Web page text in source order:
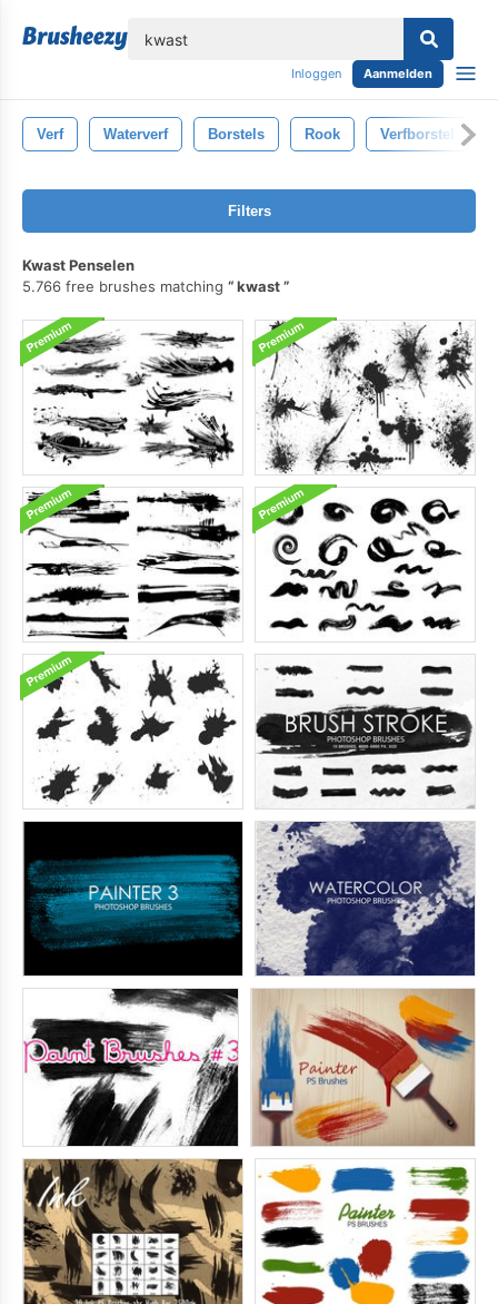
Inloggen Aanmelden
Verf Waterverf Borstels Rook Verfborstel
Filters
Kwast Penselen
5.766 free brushes matching
kwast